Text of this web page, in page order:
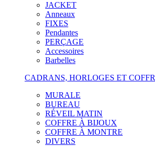
JACKET
Anneaux
FIXES
Pendantes
PERÇAGE
Accessoires
Barbelles
CADRANS, HORLOGES ET
MURALE
BUREAU
RÉVEIL MATIN
COFFRE À BIJOUX
COFFRE À MONTRE
DIVERS